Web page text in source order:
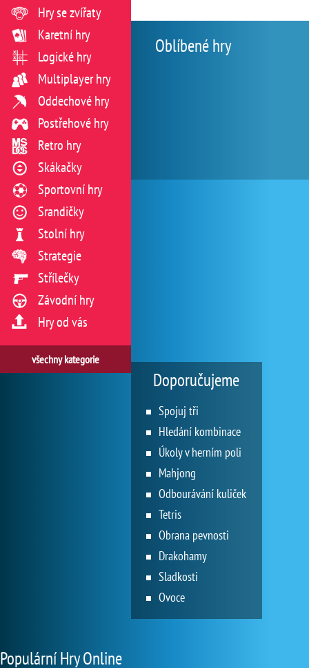
Oblíbené hry
Hry se zvířaty
Karetní hry
Logické hry
Multiplayer hry
Oddechové hry
Postřehové hry
Retro hry
Skákačky
Sportovní hry
Srandičky
Stolní hry
Strategie
Střílečky
Závodní hry
Hry od vás
všechny kategorie
Doporučujeme
Spojuj tři
Hledání kombinace
Úkoly v herním poli
Mahjong
Odbourávání kuliček
Tetris
Obrana pevnosti
Drakohamy
Sladkosti
Ovoce
Populární Hry Online